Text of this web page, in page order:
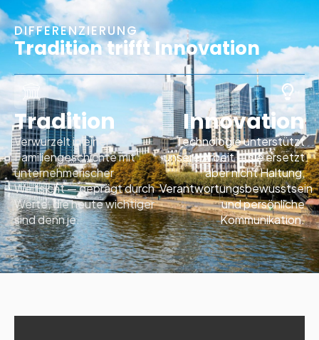
DIFFERENZIERUNG
Tradition trifft Innovation
Tradition
Verwurzelt in einer
Familiengeschichte mit
unternehmerischer
Weitsicht — geprägt durch
Werte, die heute wichtiger
sind denn je.
Innovation
Technologie unterstützt
unsere Arbeit — sie ersetzt
aber nicht Haltung,
Verantwortungsbewusstsein
und persönliche
Kommunikation.